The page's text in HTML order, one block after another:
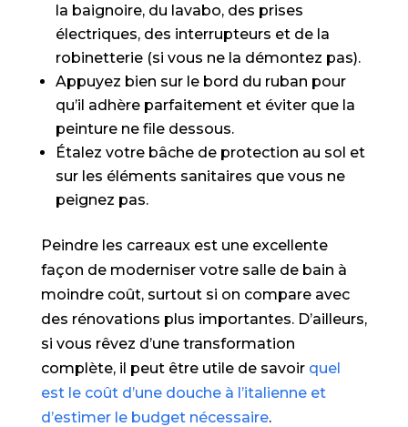
la baignoire, du lavabo, des prises
électriques, des interrupteurs et de la
robinetterie (si vous ne la démontez pas).
Appuyez bien sur le bord du ruban pour
qu’il adhère parfaitement et éviter que la
peinture ne file dessous.
Étalez votre bâche de protection au sol et
sur les éléments sanitaires que vous ne
peignez pas.
Peindre les carreaux est une excellente
façon de moderniser votre salle de bain à
moindre coût, surtout si on compare avec
des rénovations plus importantes. D’ailleurs,
si vous rêvez d’une transformation
complète, il peut être utile de savoir quel
est le coût d’une douche à l’italienne et
d’estimer le budget nécessaire.